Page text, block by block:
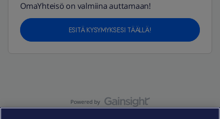
OmaYhteisö on valmiina auttamaan!
ESITÄ KYSYMYKSESI TÄÄLLÄ!